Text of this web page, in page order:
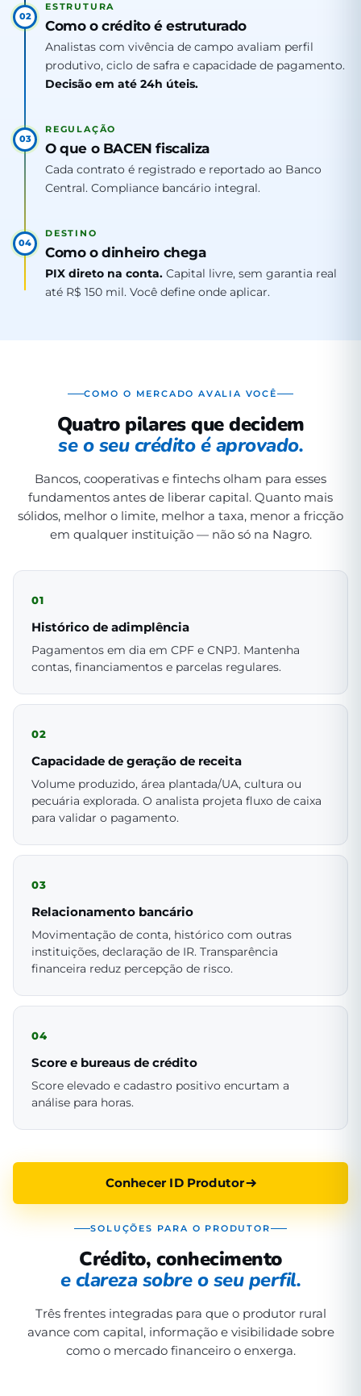
02
ESTRUTURA
Como o crédito é estruturado
Analistas com vivência de campo avaliam perfil
produtivo, ciclo de safra e capacidade de pagamento.
Decisão em até 24h úteis.
03
REGULAÇÃO
O que o BACEN fiscaliza
Cada contrato é registrado e reportado ao Banco
Central. Compliance bancário integral.
04
DESTINO
Como o dinheiro chega
PIX direto na conta. Capital livre, sem garantia real
até R$ 150 mil. Você define onde aplicar.
COMO O MERCADO AVALIA VOCÊ
Quatro pilares que decidem
se o seu crédito é aprovado.
Bancos, cooperativas e fintechs olham para esses
fundamentos antes de liberar capital. Quanto mais
sólidos, melhor o limite, melhor a taxa, menor a fricção
em qualquer instituição — não só na Nagro.
01
Histórico de adimplência
Pagamentos em dia em CPF e CNPJ. Mantenha
contas, financiamentos e parcelas regulares.
02
Capacidade de geração de receita
Volume produzido, área plantada/UA, cultura ou
pecuária explorada. O analista projeta fluxo de caixa
para validar o pagamento.
03
Relacionamento bancário
Movimentação de conta, histórico com outras
instituições, declaração de IR. Transparência
financeira reduz percepção de risco.
04
Score e bureaus de crédito
Score elevado e cadastro positivo encurtam a
análise para horas.
Conhecer ID Produtor
SOLUÇÕES PARA O PRODUTOR
Crédito, conhecimento
e clareza sobre o seu perfil.
Três frentes integradas para que o produtor rural
avance com capital, informação e visibilidade sobre
como o mercado financeiro o enxerga.